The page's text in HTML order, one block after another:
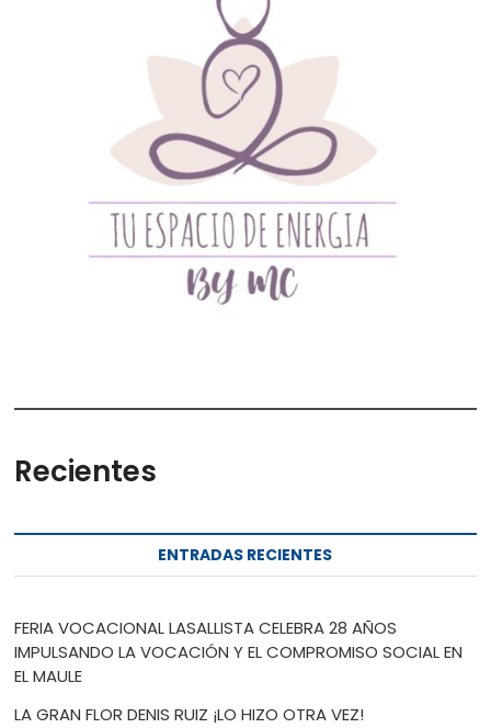
Recientes
ENTRADAS RECIENTES
FERIA VOCACIONAL LASALLISTA CELEBRA 28 AÑOS
IMPULSANDO LA VOCACIÓN Y EL COMPROMISO SOCIAL EN
EL MAULE
LA GRAN FLOR DENIS RUIZ ¡LO HIZO OTRA VEZ!